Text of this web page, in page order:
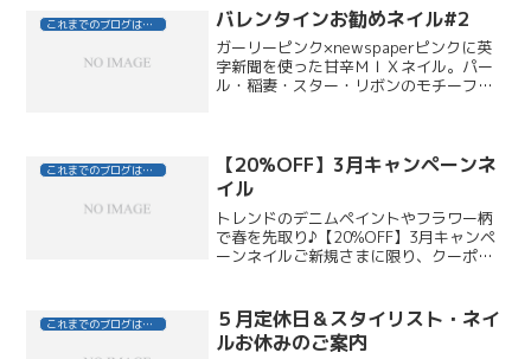
んな指先でテンションUPしてみません
か？DEFI n...
これまでのブログはこちら バレンタインお勧めネイル#2
ガーリーピンク×newspaperピンクに英
字新聞を使った甘辛ＭＩＸネイル。パー
ル・稲妻・スター・リボンのモチーフで
パールと...
これまでのブログはこちら
【20%OFF】3月キャンペーンネ
イル
トレンドのデニムペイントやフラワー柄
で春を先取り♪【20%OFF】3月キャンペ
ーンネイルご新規さまに限り、クーポン
ーネイルスモーキーピンクラメグラデー
ショ...
これまでのブログはこちら
５月定休日＆スタイリスト・ネイ
ルお休みのご案内